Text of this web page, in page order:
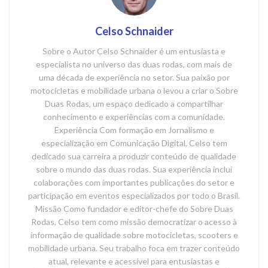
Celso Schnaider
Sobre o Autor Celso Schnaider é um entusiasta e
especialista no universo das duas rodas, com mais de
uma década de experiência no setor. Sua paixão por
motocicletas e mobilidade urbana o levou a criar o Sobre
Duas Rodas, um espaço dedicado a compartilhar
conhecimento e experiências com a comunidade.
Experiência Com formação em Jornalismo e
especialização em Comunicação Digital, Celso tem
dedicado sua carreira a produzir conteúdo de qualidade
sobre o mundo das duas rodas. Sua experiência inclui
colaborações com importantes publicações do setor e
participação em eventos especializados por todo o Brasil.
Missão Como fundador e editor-chefe do Sobre Duas
Rodas, Celso tem como missão democratizar o acesso à
informação de qualidade sobre motocicletas, scooters e
mobilidade urbana. Seu trabalho foca em trazer conteúdo
atual, relevante e acessível para entusiastas e